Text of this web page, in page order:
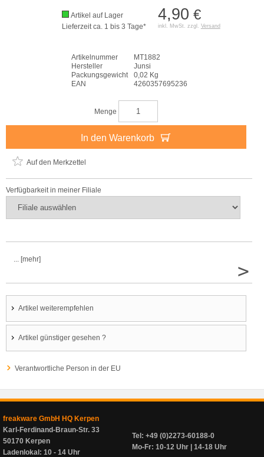
4,90 €
inkl. MwSt. zzgl. Versand
Artikel auf Lager
Lieferzeit ca. 1 bis 3 Tage*
Artikelnummer
MT1882
Hersteller
Junsi
Packungsgewicht
0,02 Kg
EAN
4260357695236
Menge
In den Warenkorb
Auf den Merkzettel
Verfügbarkeit in meiner Filiale
... [mehr]
>
Artikel weiterempfehlen
Artikel günstiger gesehen ?
Verantwortliche Person in der EU
freakware GmbH HQ Kerpen
Karl-Ferdinand-Braun-Str. 33
50170 Kerpen
Ladenlokal: 10 - 14 Uhr
Tel: +49 (0)2273-60188-0
Mo-Fr: 10-12 Uhr | 14-18 Uhr